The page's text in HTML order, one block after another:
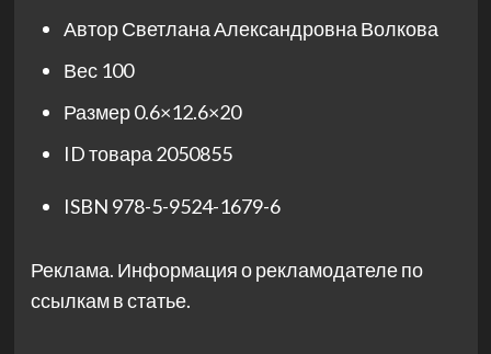
АвторСветлана Александровна Волкова
Вес 100
Размер0.6×12.6×20
ID товара 2050855
ISBN 978-5-9524-1679-6
Реклама. Информация о рекламодателе по
ссылкам в статье.